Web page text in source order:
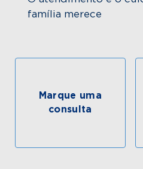
família merece
Marque uma
consulta